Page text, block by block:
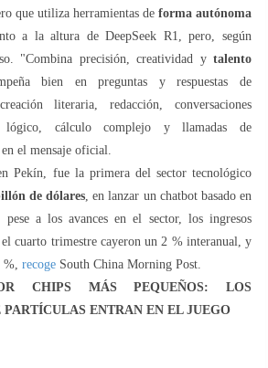
que utiliza herramientas de forma autónoma
a la altura de DeepSeek R1, pero, según
"Combina precisión, creatividad y talento
bien en preguntas y respuestas de
literaria, redacción, conversaciones
lógico, cálculo complejo y llamadas de
el mensaje oficial.
Pekín, fue la primera del sector tecnológico
de dólares , en lanzar un chatbot basado en
pese a los avances en el sector, los ingresos
el cuarto trimestre cayeron un 2 % interanual, y
recoge South China Morning Post.
CHIPS MÁS PEQUEÑOS: LOS
PARTÍCULAS ENTRAN EN EL JUEGO